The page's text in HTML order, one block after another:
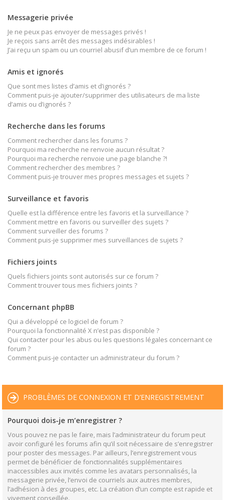
Messagerie privée
Je ne peux pas envoyer de messages privés !
Je reçois sans arrêt des messages indésirables !
J’ai reçu un spam ou un courriel abusif d’un membre de ce forum !
Amis et ignorés
Que sont mes listes d’amis et d’ignorés ?
Comment puis-je ajouter/supprimer des utilisateurs de ma liste
d’amis ou d’ignorés ?
Recherche dans les forums
Comment rechercher dans les forums ?
Pourquoi ma recherche ne renvoie aucun résultat ?
Pourquoi ma recherche renvoie une page blanche ?!
Comment rechercher des membres ?
Comment puis-je trouver mes propres messages et sujets ?
Surveillance et favoris
Quelle est la différence entre les favoris et la surveillance ?
Comment mettre en favoris ou surveiller des sujets ?
Comment surveiller des forums ?
Comment puis-je supprimer mes surveillances de sujets ?
Fichiers joints
Quels fichiers joints sont autorisés sur ce forum ?
Comment trouver tous mes fichiers joints ?
Concernant phpBB
Qui a développé ce logiciel de forum ?
Pourquoi la fonctionnalité X n’est pas disponible ?
Qui contacter pour les abus ou les questions légales concernant ce
forum ?
Comment puis-je contacter un administrateur du forum ?
PROBLÈMES DE CONNEXION ET D’ENREGISTREMENT
Pourquoi dois-je m’enregistrer ?
Vous pouvez ne pas le faire, mais l’administrateur du forum peut
avoir configuré les forums afin qu’il soit nécessaire de s’enregistrer
pour poster des messages. Par ailleurs, l’enregistrement vous
permet de bénéficier de fonctionnalités supplémentaires
inaccessibles aux invités comme les avatars personnalisés, la
messagerie privée, l’envoi de courriels aux autres membres,
l’adhésion à des groupes, etc. La création d’un compte est rapide et
vivement conseillée.